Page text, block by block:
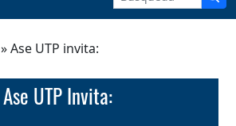
» Ase UTP invita:
Ase UTP Invita: